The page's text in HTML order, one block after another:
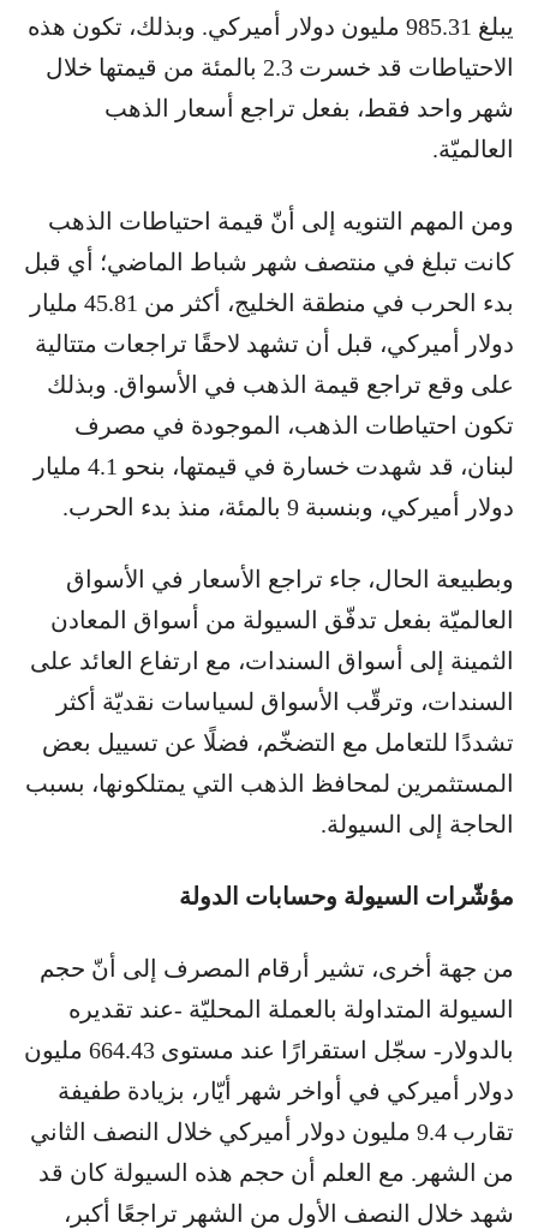
يبلغ 985.31 مليون دولار أميركي. وبذلك، تكون هذه
الاحتياطات قد خسرت 2.3 بالمئة من قيمتها خلال
شهر واحد فقط، بفعل تراجع أسعار الذهب
العالميّة.
ومن المهم التنويه إلى أنّ قيمة احتياطات الذهب
كانت تبلغ في منتصف شهر شباط الماضي؛ أي قبل
بدء الحرب في منطقة الخليج، أكثر من 45.81 مليار
دولار أميركي، قبل أن تشهد لاحقًا تراجعات متتالية
على وقع تراجع قيمة الذهب في الأسواق. وبذلك
تكون احتياطات الذهب، الموجودة في مصرف
لبنان، قد شهدت خسارة في قيمتها، بنحو 4.1 مليار
دولار أميركي، وبنسبة 9 بالمئة، منذ بدء الحرب.
وبطبيعة الحال، جاء تراجع الأسعار في الأسواق
العالميّة بفعل تدفّق السيولة من أسواق المعادن
الثمينة إلى أسواق السندات، مع ارتفاع العائد على
السندات، وترقّب الأسواق لسياسات نقديّة أكثر
تشددًا للتعامل مع التضخّم، فضلًا عن تسييل بعض
المستثمرين لمحافظ الذهب التي يمتلكونها، بسبب
الحاجة إلى السيولة.
مؤشّرات السيولة وحسابات الدولة
من جهة أخرى، تشير أرقام المصرف إلى أنّ حجم
السيولة المتداولة بالعملة المحليّة -عند تقديره
بالدولار- سجّل استقرارًا عند مستوى 664.43 مليون
دولار أميركي في أواخر شهر أيّار، بزيادة طفيفة
تقارب 9.4 مليون دولار أميركي خلال النصف الثاني
من الشهر. مع العلم أن حجم هذه السيولة كان قد
شهد خلال النصف الأول من الشهر تراجعًا أكبر،